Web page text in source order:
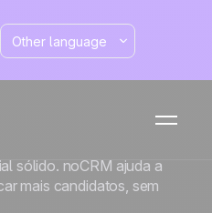
sólido. noCRM ajuda a
mais candidatos, sem